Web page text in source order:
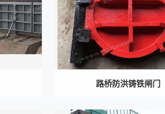
路桥防洪铸铁闸门